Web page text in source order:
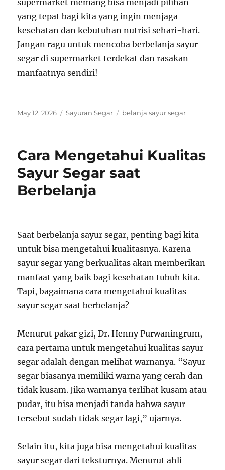
supermarket memang bisa menjadi pilihan
yang tepat bagi kita yang ingin menjaga
kesehatan dan kebutuhan nutrisi sehari-hari.
Jangan ragu untuk mencoba berbelanja sayur
segar di supermarket terdekat dan rasakan
manfaatnya sendiri!
Posted
May 12, 2026 Categories
Sayuran Segar Tags
belanja sayur segar
Cara Mengetahui Kualitas
Sayur Segar saat
Berbelanja
Saat berbelanja sayur segar, penting bagi kita
untuk bisa mengetahui kualitasnya. Karena
sayur segar yang berkualitas akan memberikan
manfaat yang baik bagi kesehatan tubuh kita.
Tapi, bagaimana cara mengetahui kualitas
sayur segar saat berbelanja?
Menurut pakar gizi, Dr. Henny Purwaningrum,
cara pertama untuk mengetahui kualitas sayur
segar adalah dengan melihat warnanya. “Sayur
segar biasanya memiliki warna yang cerah dan
tidak kusam. Jika warnanya terlihat kusam atau
pudar, itu bisa menjadi tanda bahwa sayur
tersebut sudah tidak segar lagi,” ujarnya.
Selain itu, kita juga bisa mengetahui kualitas
sayur segar dari teksturnya. Menurut ahli